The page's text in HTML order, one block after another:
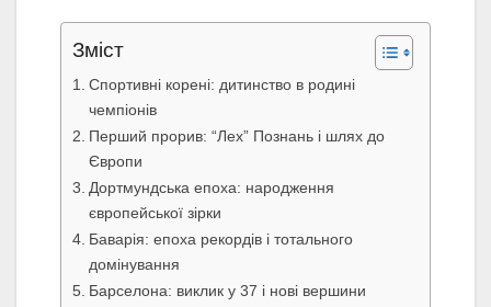
Зміст
Спортивні корені: дитинство в родині
чемпіонів
Перший прорив: “Лех” Познань і шлях до
Європи
Дортмундська епоха: народження
європейської зірки
Баварія: епоха рекордів і тотального
домінування
Барселона: виклик у 37 і нові вершини